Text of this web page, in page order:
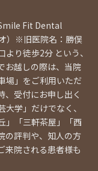
Fit Dental
）※旧医院名：勝俣
り徒歩2分 という、
お越しの際は、当院
場」をご利用いただ
、受付にお申し出く
学」だけでなく、
」「三軒茶屋」「西
の評判や、知人の方
来院される患者様も